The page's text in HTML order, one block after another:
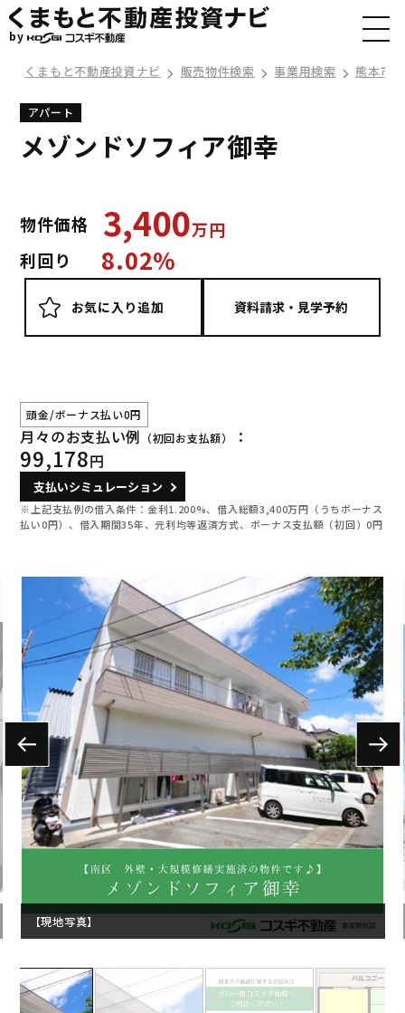
by
くまもと不動産投資ナビ 販売物件検索 事業用検索 熊本市
アパート
メゾンドソフィア御幸
物件価格 3,400万円
利回り
8.02%
お気に入り追加
頭金/ボーナス払い0円
月々のお支払い例 （初回お支払額） ：
99,178円
支払いシミュレーション
※上記支払例の借入条件：金利1.200%、借入総額3,400万円（うちボーナス
払い0円）、借入期間35年、元利均等返済方式、ボーナス支払額（初回）0円
【現地写真】